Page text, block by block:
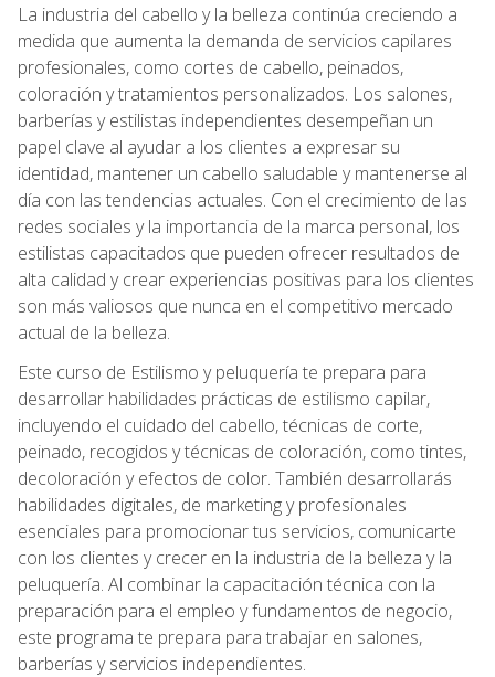
La industria del cabello y la belleza continúa creciendo a
medida que aumenta la demanda de servicios capilares
profesionales, como cortes de cabello, peinados,
coloración y tratamientos personalizados. Los salones,
barberías y estilistas independientes desempeñan un
papel clave al ayudar a los clientes a expresar su
identidad, mantener un cabello saludable y mantenerse al
día con las tendencias actuales. Con el crecimiento de las
redes sociales y la importancia de la marca personal, los
estilistas capacitados que pueden ofrecer resultados de
alta calidad y crear experiencias positivas para los clientes
son más valiosos que nunca en el competitivo mercado
actual de la belleza.
Este curso de Estilismo y peluquería te prepara para
desarrollar habilidades prácticas de estilismo capilar,
incluyendo el cuidado del cabello, técnicas de corte,
peinado, recogidos y técnicas de coloración, como tintes,
decoloración y efectos de color. También desarrollarás
habilidades digitales, de marketing y profesionales
esenciales para promocionar tus servicios, comunicarte
con los clientes y crecer en la industria de la belleza y la
peluquería. Al combinar la capacitación técnica con la
preparación para el empleo y fundamentos de negocio,
este programa te prepara para trabajar en salones,
barberías y servicios independientes.